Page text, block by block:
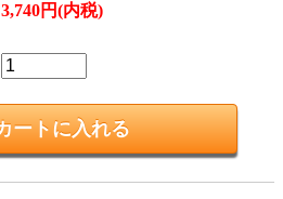
3,740円(内税)